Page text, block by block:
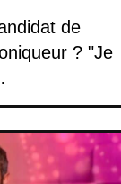
de
? "Je